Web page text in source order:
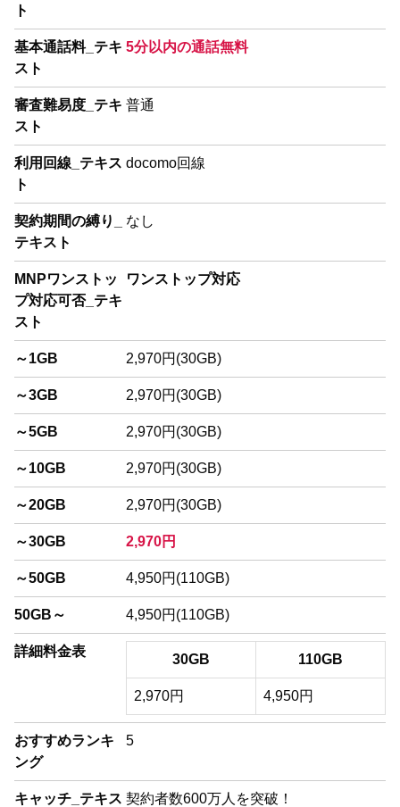
ト
基本通話料_テキ
スト
5分以内の通話無料
審査難易度_テキ
スト
普通
利用回線_テキス
ト
docomo回線
契約期間の縛り_
テキスト
なし
MNPワンストッ
プ対応可否_テキ
スト
ワンストップ対応
～1GB 2,970円(30GB)
～3GB 2,970円(30GB)
～5GB 2,970円(30GB)
～10GB 2,970円(30GB)
～20GB 2,970円(30GB)
～30GB 2,970円
～50GB 4,950円(110GB)
50GB～ 4,950円(110GB)
詳細料金表
30GB 110GB
2,970円 4,950円
おすすめランキ
ング
5
キャッチ_テキス 契約者数600万人を突破！